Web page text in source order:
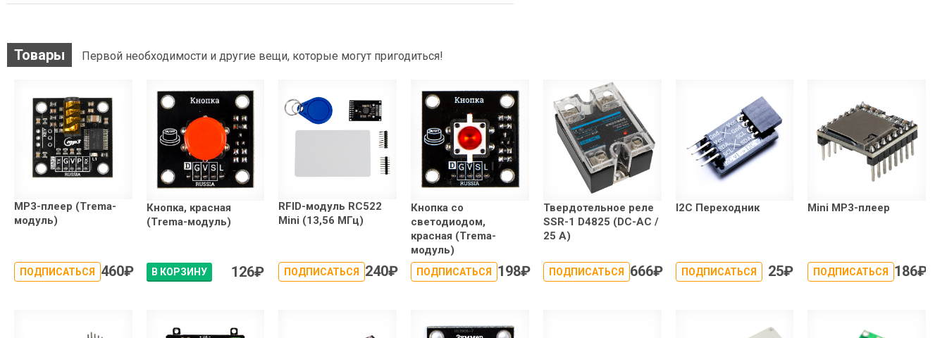
Товары Первой необходимости и другие вещи, которые могут пригодиться!
MP3-плеер (Trema-
модуль)
ПОДПИСАТЬСЯ 460₽
Кнопка, красная
(Trema-модуль)
В КОРЗИНУ 126₽
RFID-модуль RC522
Mini (13,56 МГц)
ПОДПИСАТЬСЯ 240₽
Кнопка со
светодиодом,
красная (Trema-
модуль)
ПОДПИСАТЬСЯ 198₽
Твердотельное реле
SSR-1 D4825 (DC-AC /
25 А)
ПОДПИСАТЬСЯ 666₽
I2C Переходник
ПОДПИСАТЬСЯ 25₽
Mini MP3-плеер
ПОДПИСАТЬСЯ 186₽